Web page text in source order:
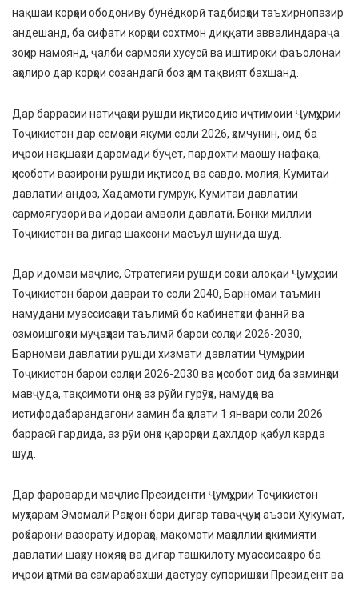
нақшаи корҳои ободониву бунёдкорӣ тадбирҳои таъхирнопазир
андешанд, ба сифати корҳои сохтмон диққати аввалиндараҷа
зоҳир намоянд, ҷалби сармояи хусусӣ ва иштироки фаъолонаи
аҳолиро дар корҳои созандагӣ боз ҳам тақвият бахшанд.
Дар баррасии натиҷаҳои рушди иқтисодию иҷтимоии Ҷумҳурии
Тоҷикистон дар семоҳаи якуми соли 2026, ҳамчунин, оид ба
иҷрои нақшаҳои даромади буҷет, пардохти маошу нафақа,
ҳисоботи вазирони рушди иқтисод ва савдо, молия, Кумитаи
давлатии андоз, Хадамоти гумрук, Кумитаи давлатии
сармоягузорӣ ва идораи амволи давлатӣ, Бонки миллии
Тоҷикистон ва дигар шахсони масъул шунида шуд.
Дар идомаи маҷлис, Стратегияи рушди соҳаи алоқаи Ҷумҳурии
Тоҷикистон барои давраи то соли 2040, Барномаи таъмин
намудани муассисаҳои таълимӣ бо кабинетҳои фаннӣ ва
озмоишгоҳҳои муҷаҳҳази таълимӣ барои солҳои 2026-2030,
Барномаи давлатии рушди хизмати давлатии Ҷумҳурии
Тоҷикистон барои солҳои 2026-2030 ва ҳисобот оид ба заминҳои
мавҷуда, тақсимоти онҳо аз рӯйи гурӯҳҳо, намудҳо ва
истифодабарандагони замин ба ҳолати 1 январи соли 2026
баррасӣ гардида, аз рӯи онҳо қарорҳои дахлдор қабул карда
шуд.
Дар фароварди маҷлис Президенти Ҷумҳурии Тоҷикистон
муҳтарам Эмомалӣ Раҳмон бори дигар таваҷҷуҳи аъзои Ҳукумат,
роҳбарони вазорату идораҳо, мақомоти маҳаллии ҳокимияти
давлатии шаҳру ноҳияҳо ва дигар ташкилоту муассисаҳоро ба
иҷрои ҳатмӣ ва самарабахши дастуру супоришҳои Президент ва